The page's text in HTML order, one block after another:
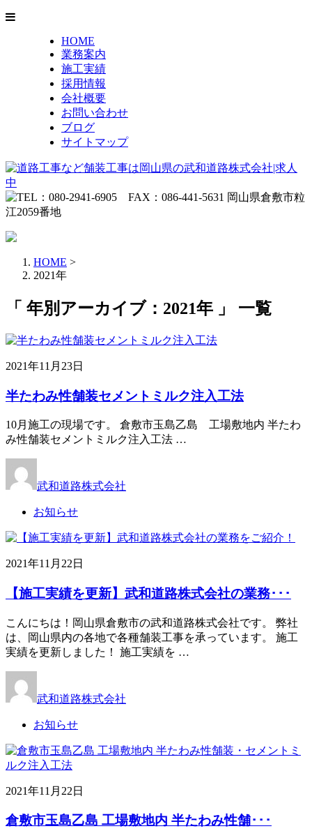
HOME
業務案内
施工実績
採用情報
会社概要
お問い合わせ
ブログ
サイトマップ
HOME >
2021年
「 年別アーカイブ：2021年 」 一覧
2021年11月23日
半たわみ性舗装セメントミルク注入工法
10月施工の現場です。 倉敷市玉島乙島 工場敷地内 半たわ
み性舗装セメントミルク注入工法 …
武和道路株式会社
お知らせ
2021年11月22日
【施工実績を更新】武和道路株式会社の業務･･･
こんにちは！岡山県倉敷市の武和道路株式会社です。 弊社
は、岡山県内の各地で各種舗装工事を承っています。 施工
実績を更新しました！ 施工実績を …
武和道路株式会社
お知らせ
2021年11月22日
倉敷市玉島乙島 工場敷地内 半たわみ性舗･･･